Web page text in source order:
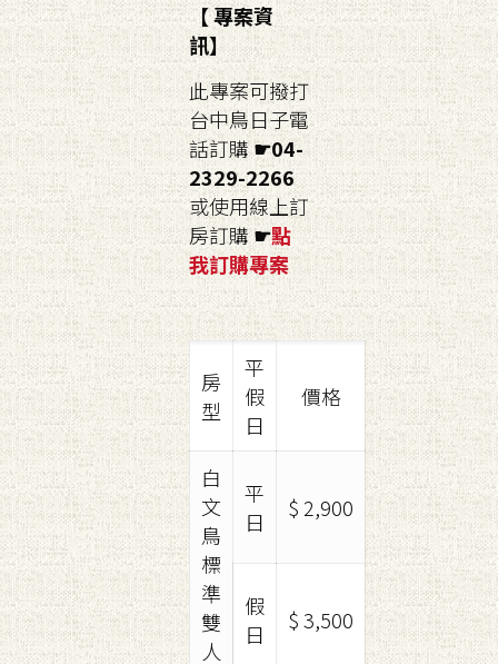
【 專案資
訊】
此專案可撥打
台中鳥日子電
話訂購☛04-
2329-2266
或使用線上訂
房訂購☛點
我訂購專案
房
型
平
假
日
價格
白
文
鳥
標
準
雙
人
平
日
$ 2,900
假
日
$ 3,500